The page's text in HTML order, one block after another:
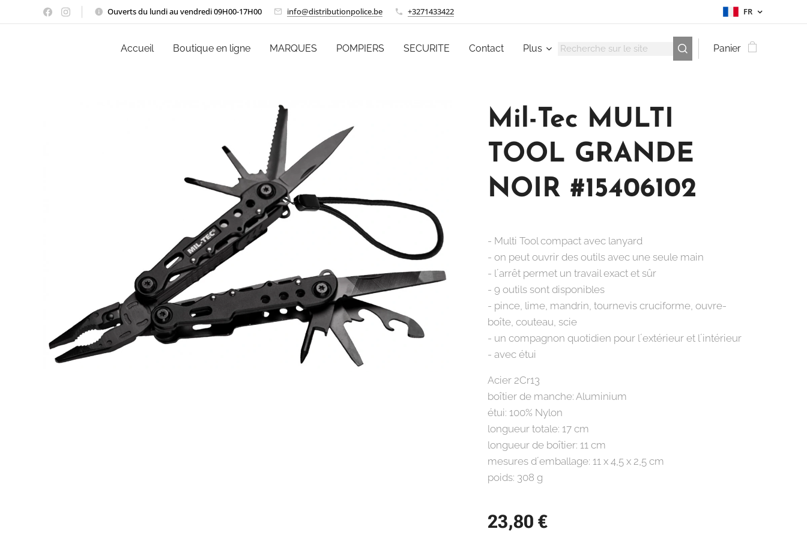
Ouverts du lundi au vendredi 09H00-17H00 info@distributionpolice.be +3271433422 FR
Accueil Boutique en ligne MARQUES POMPIERS SECURITE Contact Plus Panier
Mil-Tec MULTI
TOOL GRANDE
NOIR #15406102
- Multi Tool compact avec lanyard
- on peut ouvrir des outils avec une seule main
- l´arrêt permet un travail exact et sûr
- 9 outils sont disponibles
- pince, lime, mandrin, tournevis cruciforme, ouvre-
boîte, couteau, scie
- un compagnon quotidien pour l´extérieur et l´intérieur
- avec étui
Acier 2Cr13
boîtier de manche: Aluminium
étui: 100% Nylon
longueur totale: 17 cm
longueur de boîtier: 11 cm
mesures d´emballage: 11 x 4,5 x 2,5 cm
poids: 308 g
23,80 €